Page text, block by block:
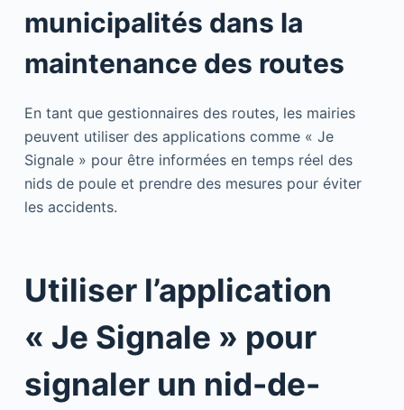
municipalités dans la
maintenance des routes
En tant que gestionnaires des routes, les mairies
peuvent utiliser des applications comme « Je
Signale » pour être informées en temps réel des
nids de poule et prendre des mesures pour éviter
les accidents.
Utiliser l’application
« Je Signale » pour
signaler un nid-de-